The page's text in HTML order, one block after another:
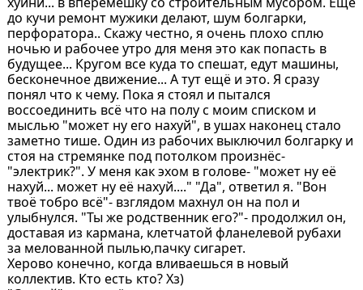
до кучи ремонт мужики делают, шум болгарки,
перфоратора.. Скажу честно, я очень плохо сплю
ночью и рабочее утро для меня это как попасть в
будущее... Кругом все куда то спешат, едут машины,
бесконечное движение... А тут ещё и это. Я сразу
понял что к чему. Пока я стоял и пытался
воссоединить всё что на полу с моим списком и
мыслью "может ну его нахуй", в ушах наконец стало
заметно тише. Один из рабочих выключил болгарку и
стоя на стремянке под потолком произнёс-
"электрик?". У меня как эхом в голове- "может ну её
нахуй... может ну её нахуй...." "Да", ответил я. "Вон
твоё тобро всё"- взглядом махнул он на пол и
улыбнулся. "Ты же родственник его?"- продолжил он,
доставая из кармана, клетчатой фланелевой рубахи
за мелованной пылью,пачку сигарет.
Херово конечно, когда вливаешься в новый
коллектив. Кто есть кто? Хз)